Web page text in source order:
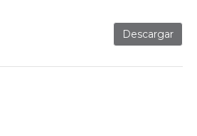
Descargar